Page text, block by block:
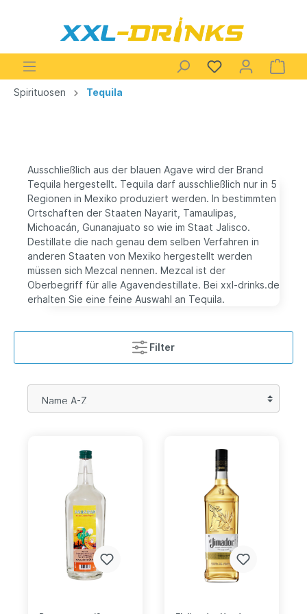
Spirituosen Tequila
Ausschließlich aus der blauen Agave wird der Brand
Tequila hergestellt. Tequila darf ausschließlich nur in 5
Regionen in Mexiko produziert werden. In bestimmten
Ortschaften der Staaten Nayarit, Tamaulipas,
Michoacán, Gunanajuato so wie im Staat Jalisco.
Destillate die nach genau dem selben Verfahren in
anderen Staaten von Mexiko hergestellt werden
müssen sich Mezcal nennen. Mezcal ist der
Oberbegriff für alle Agavendestillate. Bei xxl-drinks.de
erhalten Sie eine feine Auswahl an Tequila.
Filter